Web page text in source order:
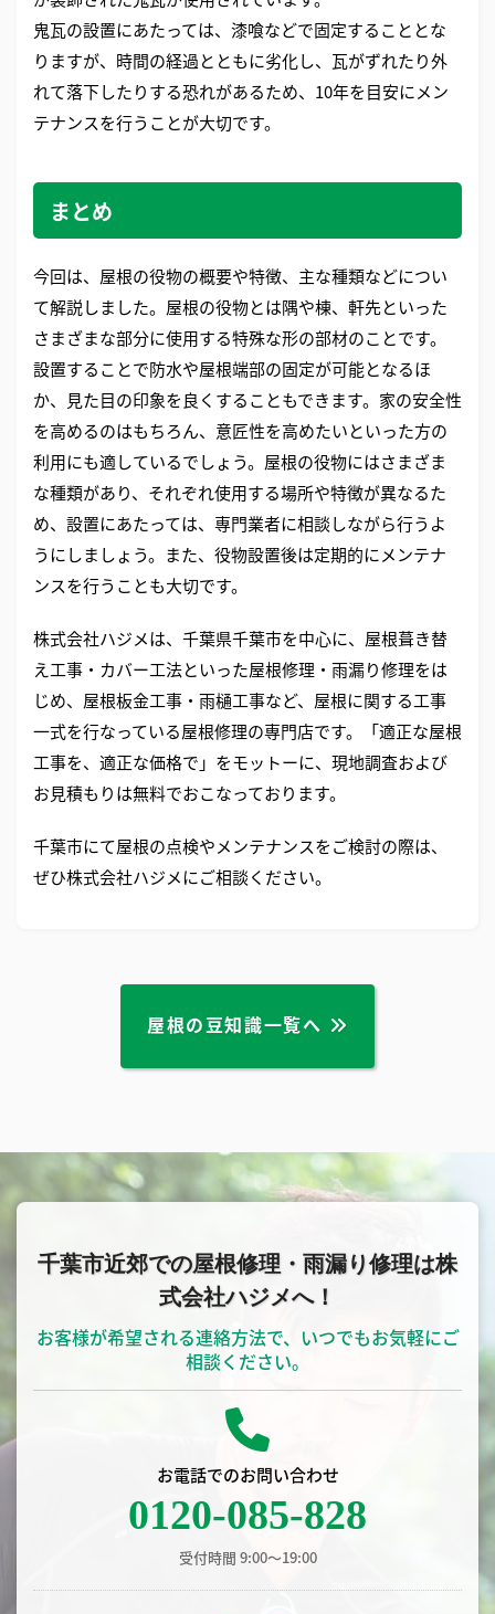
鬼瓦の設置にあたっては、漆喰などで固定することとな
りますが、時間の経過とともに劣化し、瓦がずれたり外
れて落下したりする恐れがあるため、10年を目安にメン
テナンスを行うことが大切です。
まとめ
今回は、屋根の役物の概要や特徴、主な種類などについ
て解説しました。屋根の役物とは隅や棟、軒先といった
さまざまな部分に使用する特殊な形の部材のことです。
設置することで防水や屋根端部の固定が可能となるほ
か、見た目の印象を良くすることもできます。家の安全性
を高めるのはもちろん、意匠性を高めたいといった方の
利用にも適しているでしょう。屋根の役物にはさまざま
な種類があり、それぞれ使用する場所や特徴が異なるた
め、設置にあたっては、専門業者に相談しながら行うよ
うにしましょう。また、役物設置後は定期的にメンテナ
ンスを行うことも大切です。
株式会社ハジメは、千葉県千葉市を中心に、屋根葺き替
え工事・カバー工法といった屋根修理・雨漏り修理をは
じめ、屋根板金工事・雨樋工事など、屋根に関する工事
一式を行なっている屋根修理の専門店です。「適正な屋根
工事を、適正な価格で」をモットーに、現地調査および
お見積もりは無料でおこなっております。
千葉市にて屋根の点検やメンテナンスをご検討の際は、
ぜひ株式会社ハジメにご相談ください。
屋根の豆知識一覧へ
千葉市近郊での屋根修理・雨漏り修理は株
式会社ハジメへ！
お客様が希望される連絡方法で、いつでもお気軽にご
相談ください。
お電話でのお問い合わせ
0120-085-828
受付時間 9:00〜19:00